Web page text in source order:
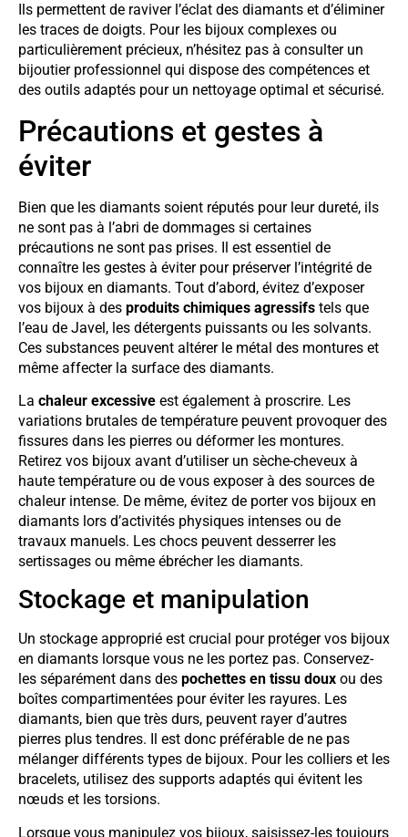
Ils permettent de raviver l’éclat des diamants et d’éliminer
les traces de doigts. Pour les bijoux complexes ou
particulièrement précieux, n’hésitez pas à consulter un
bijoutier professionnel qui dispose des compétences et
des outils adaptés pour un nettoyage optimal et sécurisé.
Précautions et gestes à
éviter
Bien que les diamants soient réputés pour leur dureté, ils
ne sont pas à l’abri de dommages si certaines
précautions ne sont pas prises. Il est essentiel de
connaître les gestes à éviter pour préserver l’intégrité de
vos bijoux en diamants. Tout d’abord, évitez d’exposer
vos bijoux à des produits chimiques agressifs tels que
l’eau de Javel, les détergents puissants ou les solvants.
Ces substances peuvent altérer le métal des montures et
même affecter la surface des diamants.
La chaleur excessive est également à proscrire. Les
variations brutales de température peuvent provoquer des
fissures dans les pierres ou déformer les montures.
Retirez vos bijoux avant d’utiliser un sèche-cheveux à
haute température ou de vous exposer à des sources de
chaleur intense. De même, évitez de porter vos bijoux en
diamants lors d’activités physiques intenses ou de
travaux manuels. Les chocs peuvent desserrer les
sertissages ou même ébrécher les diamants.
Stockage et manipulation
Un stockage approprié est crucial pour protéger vos bijoux
en diamants lorsque vous ne les portez pas. Conservez-
les séparément dans des pochettes en tissu doux ou des
boîtes compartimentées pour éviter les rayures. Les
diamants, bien que très durs, peuvent rayer d’autres
pierres plus tendres. Il est donc préférable de ne pas
mélanger différents types de bijoux. Pour les colliers et les
bracelets, utilisez des supports adaptés qui évitent les
nœuds et les torsions.
Lorsque vous manipulez vos bijoux, saisissez-les toujours